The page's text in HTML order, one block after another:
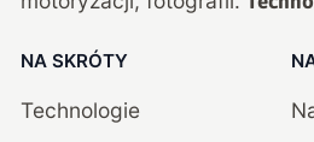
NA SKRÓTY
Technologie